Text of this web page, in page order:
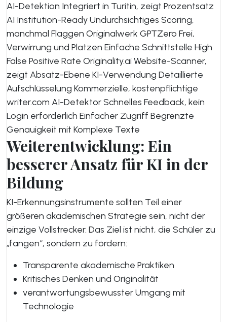
AI-Detektion Integriert in Turitin, zeigt Prozentsatz
AI Institution-Ready Undurchsichtiges Scoring,
manchmal Flaggen Originalwerk GPTZero Frei,
Verwirrung und Platzen Einfache Schnittstelle High
False Positive Rate Originality.ai Website-Scanner,
zeigt Absatz-Ebene KI-Verwendung Detaillierte
Aufschlüsselung Kommerzielle, kostenpflichtige
writer.com AI-Detektor Schnelles Feedback, kein
Login erforderlich Einfacher Zugriff Begrenzte
Genauigkeit mit Komplexe Texte
Weiterentwicklung: Ein
besserer Ansatz für KI in der
Bildung
KI-Erkennungsinstrumente sollten Teil einer
größeren akademischen Strategie sein, nicht der
einzige Vollstrecker. Das Ziel ist nicht, die Schüler zu
„fangen“, sondern zu fördern:
Transparente akademische Praktiken
Kritisches Denken und Originalität
verantwortungsbewusster Umgang mit
Technologie